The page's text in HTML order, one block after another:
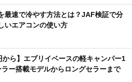
最速で冷やす方法とは？JAF検証で分
いエアコンの使い方
から】エブリイベースの軽キャンパー1
ー搭載モデルからロングセラーまで